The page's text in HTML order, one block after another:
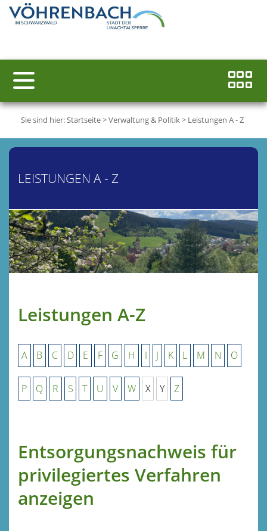
Sie sind hier:Startseite>Verwaltung & Politik> Leistungen A - Z
LEISTUNGEN A - Z
Leistungen A-Z
A B C D E F G H I J K L M N O
P Q R S T U V W X Y Z
Entsorgungsnachweis für
privilegiertes Verfahren
anzeigen